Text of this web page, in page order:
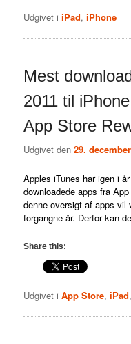
Udgivet i iPad,iPhone
Mest
2011 til
App Store
Udgivet den29.
Apples iTunes har igen i
downloadede apps fra
denne oversigt af apps
forgangne år. Derfor kan
Share this:
Udgivet i App Store,iPad